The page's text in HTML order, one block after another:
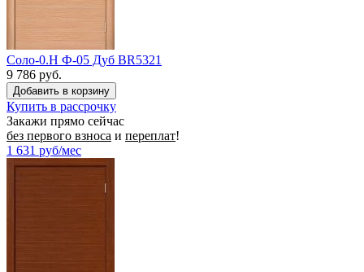
Соло-0.H Ф-05 Дуб BR5321
9 786 руб.
Купить в рассрочку
Закажи прямо сейчас
без первого взноса и переплат!
1 631 руб/мес